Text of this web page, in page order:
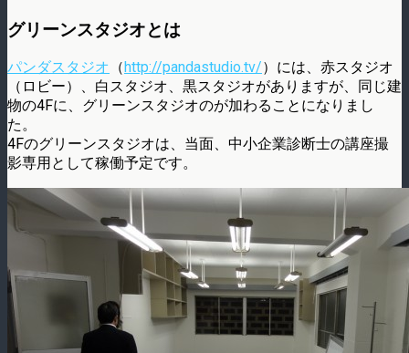
グリーンスタジオとは
パンダスタジオ （ http://pandastudio.tv/）には、赤スタジオ
（ロビー）、白スタジオ、黒スタジオがありますが、同じ建
物の4Fに、グリーンスタジオのが加わることになりまし
た。
4Fのグリーンスタジオは、当面、中小企業診断士の講座撮
影専用として稼働予定です。